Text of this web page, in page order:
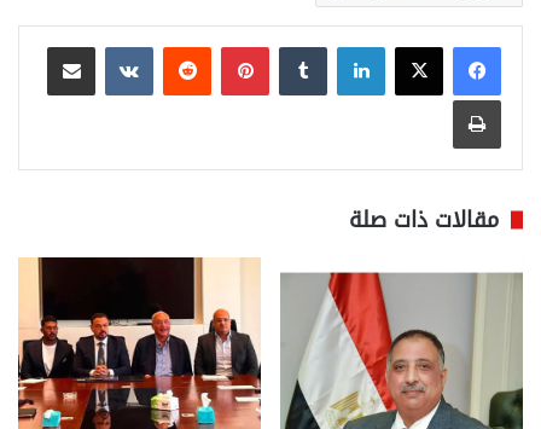
لينكدإن بينتيريست
مشاركة عبر البريد
طباعة
مقالات ذات صلة